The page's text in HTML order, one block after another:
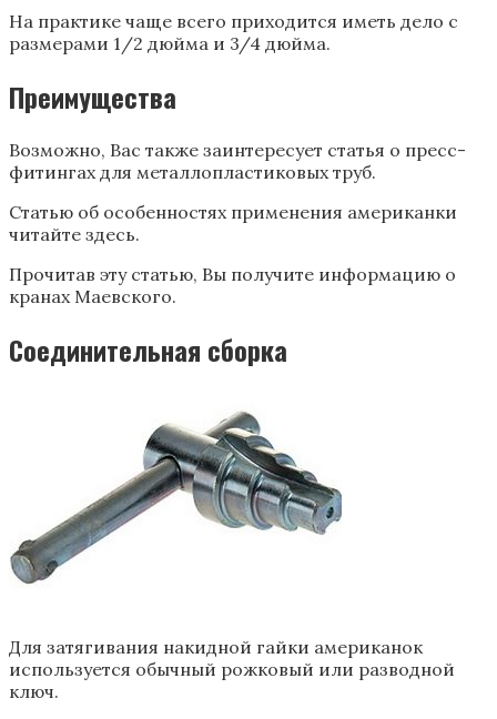
На практике чаще всего приходится иметь дело с
размерами 1/2 дюйма и 3/4 дюйма.
Преимущества
Возможно, Вас также заинтересует статья о пресс-
фитингах для металлопластиковых труб.
Статью об особенностях применения американки
читайте здесь.
Прочитав эту статью, Вы получите информацию о
кранах Маевского.
Соединительная сборка
Для затягивания накидной гайки американок
используется обычный рожковый или разводной
ключ.